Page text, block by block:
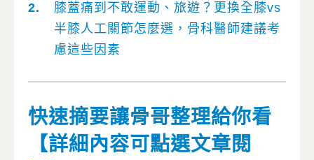
膝蓋痛到不敢運動、旅遊？更換全膝vs
半膝人工關節怎麼選，骨科醫師建議考
慮這些因素
快速摘要讓骨哥整理給你看
【詳細內容可點選文章閱